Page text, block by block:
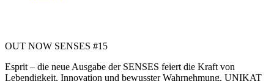
OUT NOW SENSES #15
Esprit – die neue Ausgabe der SENSES feiert die Kraft von
Lebendigkeit, Innovation und bewusster Wahrnehmung. UNIKAT